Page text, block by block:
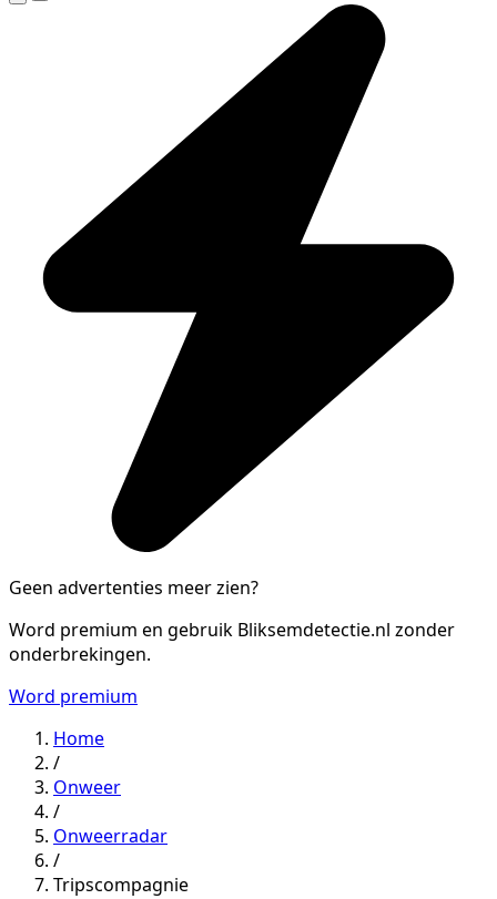
Geen advertenties meer zien?
Word premium en gebruik Bliksemdetectie.nl zonder
onderbrekingen.
Word premium
Home
/
Onweer
/
Onweerradar
/
Tripscompagnie